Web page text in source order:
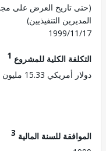
تاريخ العرض على مجلس
التنفيذيين)
1999/
الكلية للمشروع1
15.33 مليون
للسنة المالية3